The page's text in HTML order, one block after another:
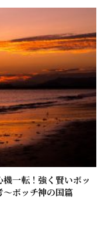
一転！強く賢いボッ
〜ボッチ神の国篇